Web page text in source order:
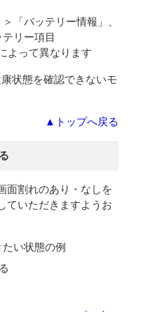
「バッテリー情報」、
リー項目
よって異なります
状態を確認できないモ
▲トップへ戻る
面割れのあり・なしを
ていただきますようお
たい状態の例